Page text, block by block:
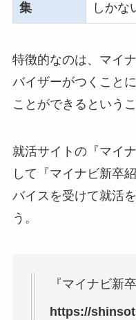
集
しかな
特徴的なのは、マイ
バイザーがつくこと
ことができるというこ
就活サイトの『マイ
して『マイナビ新卒
バイスを受けて就活
う。
『マイナビ新
https://